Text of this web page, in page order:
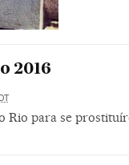
2016
Rio para se